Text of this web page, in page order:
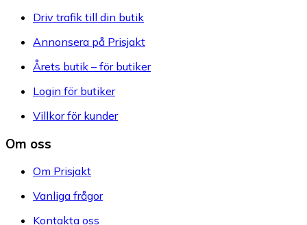
Driv trafik till din butik
Annonsera på Prisjakt
Årets butik – för butiker
Login för butiker
Villkor för kunder
Om oss
Om Prisjakt
Vanliga frågor
Kontakta oss